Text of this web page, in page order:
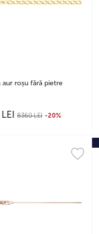
aur roșu fără pietre
LEI 8360LEI -20%